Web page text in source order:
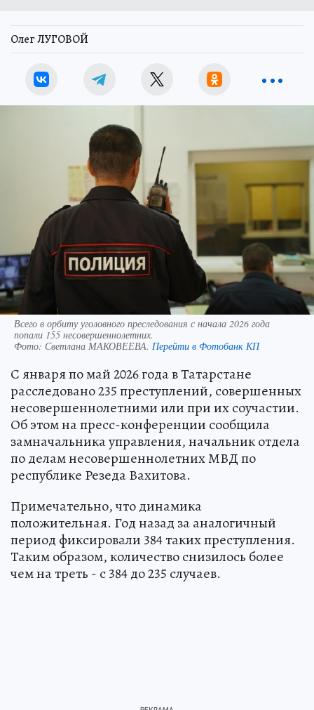
Олег ЛУГОВОЙ
Всего в орбиту уголовного преследования с начала 2026 года
попали 155 несовершеннолетних.
Фото: Светлана МАКОВЕЕВА. Перейти в Фотобанк КП
С января по май 2026 года в Татарстане
расследовано 235 преступлений, совершенных
несовершеннолетними или при их соучастии.
Об этом на пресс-конференции сообщила
замначальника управления, начальник отдела
по делам несовершеннолетних МВД по
республике Резеда Вахитова.
Примечательно, что динамика
положительная. Год назад за аналогичный
период фиксировали 384 таких преступления.
Таким образом, количество снизилось более
чем на треть - с 384 до 235 случаев.